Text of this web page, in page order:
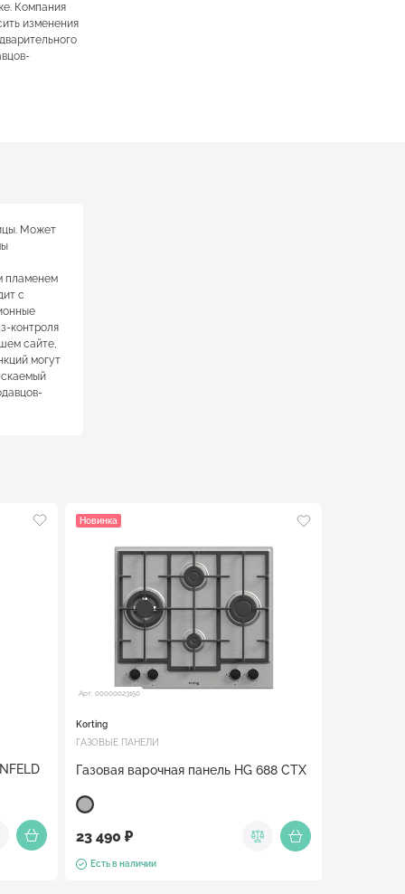
Компания
изменения
Может
пламенем
с
контроля
сайте,
могут
Новинка
Арт. 00000023150
Korting
ГАЗОВЫЕ ПАНЕЛИ
Газовая варочная панель HG 688 CTX
23 490 ₽
Есть в наличии